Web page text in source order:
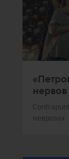
нервов
неврозах